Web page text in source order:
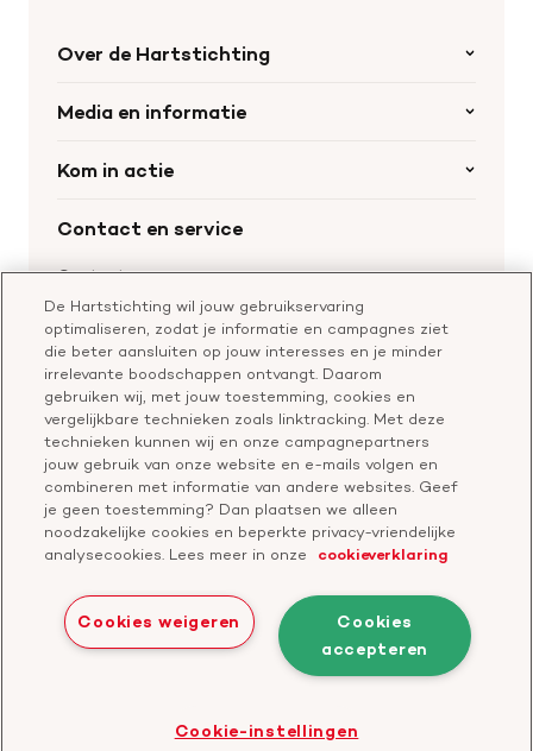
Over de Hartstichting
Organisatie
Werken bij de Hartstichting
Media en informatie
Nieuws
Materialen bestellen
Aanmelden nieuwsbrief
Kom in actie
Leer reanimeren
Geef ter nagedachtenis
Start een actie
Contact en service
Contactgegevens
Bel of chat met een voorlichter
Vragen over donateurschap
Klachtenformulier
Check je gesprek
Doneer
Bezoek
onze
Facebook
Bezoek
ons
YouTube
Bezoek
onze
LinkedIn
Bezoek
onze
TikTok
profiel
Bezoek
onze
Twitter
profiel
Bezoek
onze
Threads
profiel
Privacyverklaring
Bezoek
De Hartstichting wil jouw gebruikservaring
optimaliseren, zodat je informatie en campagnes ziet
die beter aansluiten op jouw interesses en je minder
irrelevante boodschappen ontvangt. Daarom
gebruiken wij, met jouw toestemming, cookies en
vergelijkbare technieken zoals linktracking. Met deze
technieken kunnen wij en onze campagnepartners
jouw gebruik van onze website en e-mails volgen en
combineren met informatie van andere websites. Geef
je geen toestemming? Dan plaatsen we alleen
noodzakelijke cookies en beperkte privacy-vriendelijke
analysecookies. Lees meer in onze
cookieverklaring
Cookies
accepteren
Cookies weigeren
Cookie-instellingen